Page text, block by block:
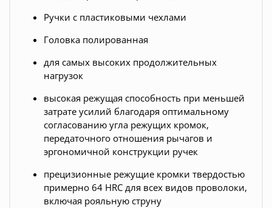
Ручки с пластиковыми чехлами
Головка полированная
для самых высоких продолжительных
нагрузок
высокая режущая способность при меньшей
затрате усилий благодаря оптимальному
согласованию угла режущих кромок,
передаточного отношения рычагов и
эргономичной конструкции ручек
прецизионные режущие кромки твердостью
примерно 64 HRC для всех видов проволоки,
включая рояльную струну